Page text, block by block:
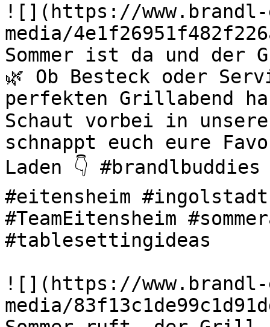
![](https://
media/
Sommer ist da und
🌿 Ob Besteck oder
perfekten Grillabend
Schaut vorbei in
schnappt euch eure
Laden 👇
#eitensheim
#TeamEitensheim
#tablesettingideas
![](https://
media/